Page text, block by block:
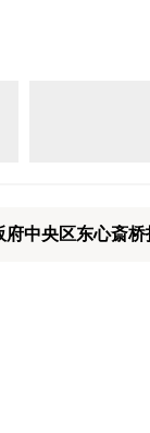
府中央区东心斎